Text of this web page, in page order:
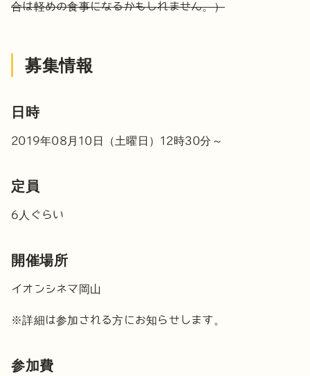
合は軽めの食事になるかもしれません。）
募集情報
日時
2019年08月10日（土曜日）12時30分～
定員
6人ぐらい
開催場所
イオンシネマ岡山
※詳細は参加される方にお知らせします。
参加費